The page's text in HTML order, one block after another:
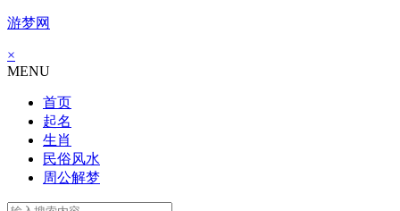
游梦网
×
MENU
首页
起名
生肖
民俗风水
周公解梦